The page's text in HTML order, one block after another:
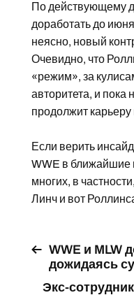
По действующему
доработать до
неясно, новый
Очевидно, что
«режим», за
авторитета, и пока
продолжит карьеру
Если верить
WWE в ближайшие
многих, в
Линч и вот
WWE и MLW
дожидаясь
Экс-